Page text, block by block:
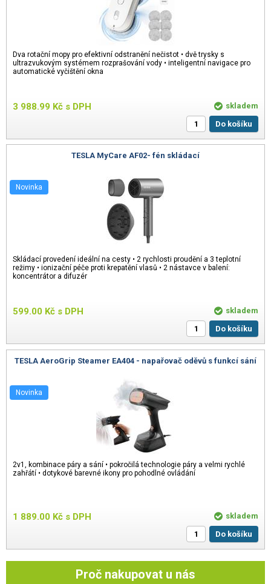
Dva rotační mopy pro efektivní odstranění nečistot • dvě trysky s
ultrazvukovým systémem rozprašování vody • inteligentní navigace pro
automatické vyčištění okna
3 988.99 Kč s DPH
skladem
Do košíku
TESLA MyCare AF02- fén skládací
Skládací provedení ideální na cesty • 2 rychlosti proudění a 3 teplotní
režimy • ionizační péče proti krepatění vlasů • 2 nástavce v balení:
koncentrátor a difuzér
599.00 Kč s DPH
Novinka
skladem
Do košíku
TESLA AeroGrip Steamer EA404 - napařovač oděvů s funkcí sání
2v1, kombinace páry a sání • pokročilá technologie páry a velmi rychlé
zahřátí • dotykové barevné ikony pro pohodlné ovládání
1 889.00 Kč s DPH
Novinka
skladem
Do košíku
Proč nakupovat u nás